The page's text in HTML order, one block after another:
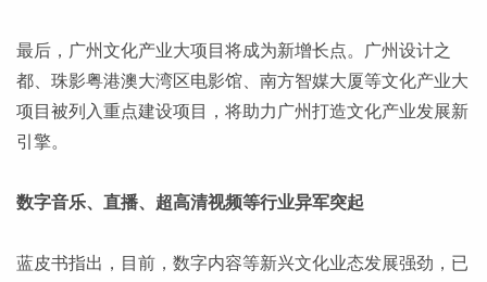
最后，广州文化产业大项目将成为新增长点。广州设计之
都、珠影粤港澳大湾区电影馆、南方智媒大厦等文化产业大
项目被列入重点建设项目，将助力广州打造文化产业发展新
引擎。
数字音乐、直播、超高清视频等行业异军突起
蓝皮书指出，目前，数字内容等新兴文化业态发展强劲，已